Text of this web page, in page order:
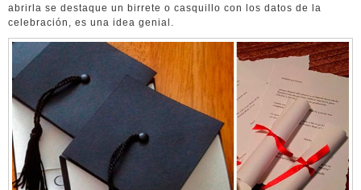
abrirla se destaque un birrete o casquillo con los datos de la
celebración, es una idea genial.